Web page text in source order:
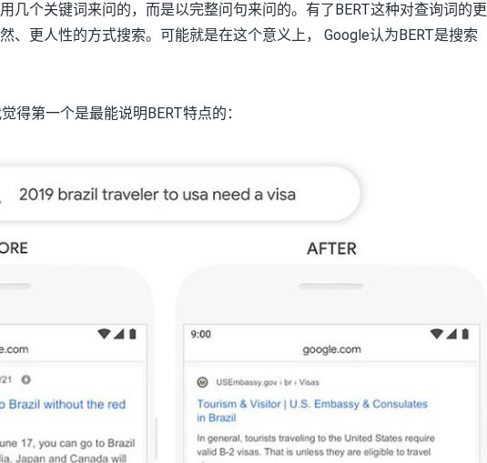
几个关键词来问的，而是以完整问句来问的。有了BERT这种对查询词的更
、更人性的方式搜索。可能就是在这个意义上， Google认为BERT是搜索
得第一个是最能说明BERT特点的：